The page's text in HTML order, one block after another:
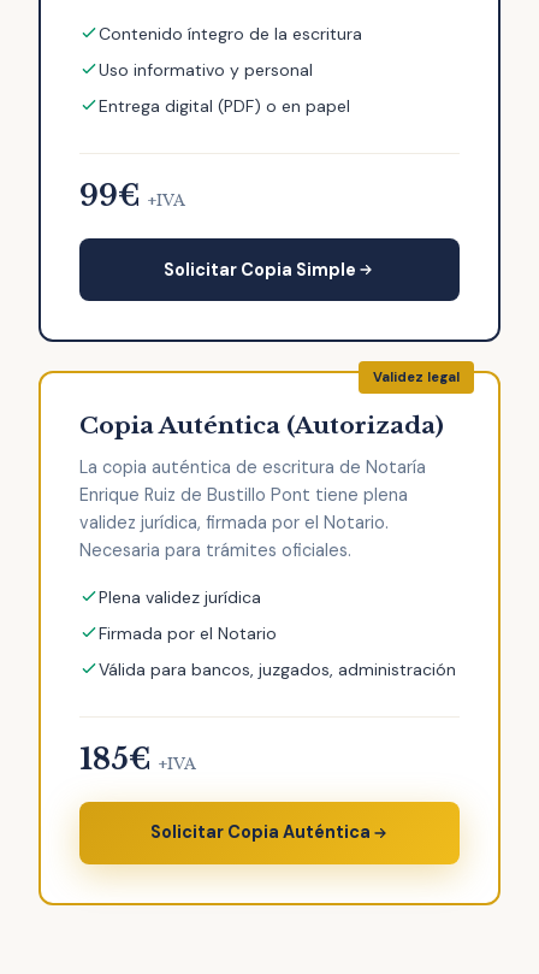
Contenido íntegro de la escritura
Uso informativo y personal
Entrega digital (PDF) o en papel
99€ +IVA
Solicitar Copia Simple
Copia Auténtica (Autorizada)
La copia auténtica de escritura de Notaría
Enrique Ruiz de Bustillo Pont tiene plena
validez jurídica, firmada por el Notario.
Necesaria para trámites oficiales.
Plena validez jurídica
Firmada por el Notario
Válida para bancos, juzgados, administración
185€ +IVA
Solicitar Copia Auténtica